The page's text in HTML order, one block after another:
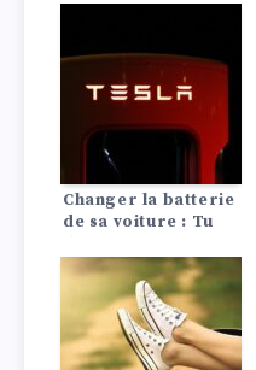
Changer la batterie
de sa voiture : Tu